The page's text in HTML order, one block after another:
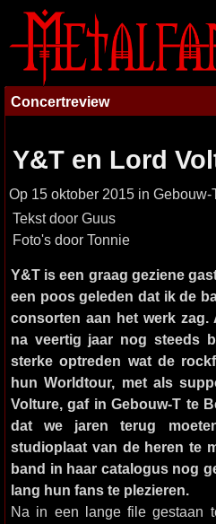
Concertreview
Y&T en Lord
Op 15 oktober 2015 in Gebouw-
Tekst door Guus
Foto's door Tonnie
Y&T is een graag geziene
een poos geleden dat ik de
consorten aan het werk zag.
na veertig jaar nog steeds
sterke optreden wat de
hun Worldtour, met als
Volture, gaf in Gebouw-T te
dat we jaren terug
studioplaat van de heren te
band in haar catalogus nog
lang hun fans te plezieren.
Na in een lange file gestaan